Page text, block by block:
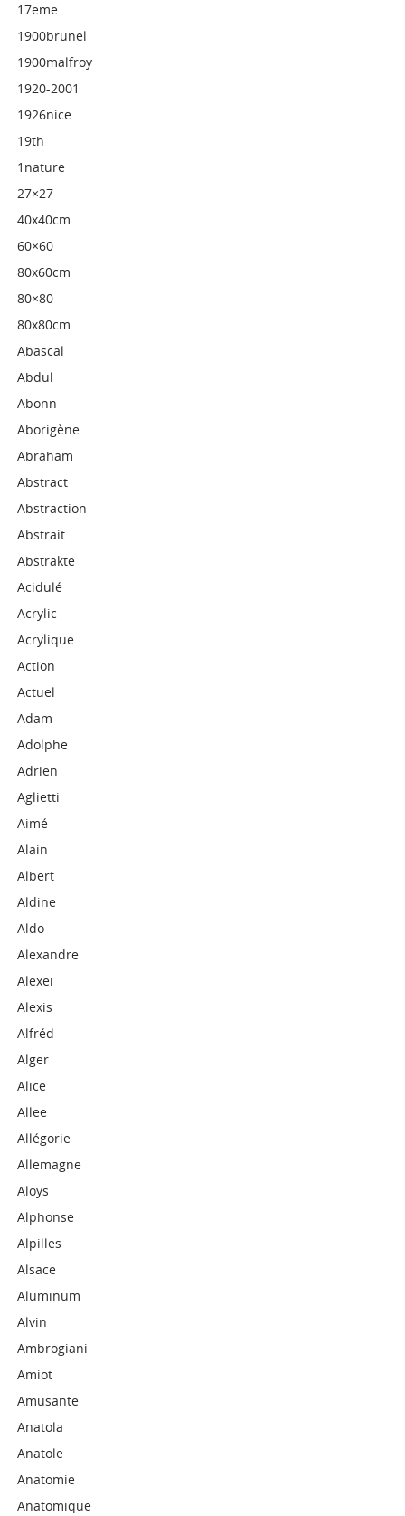
17eme
1900brunel
1900malfroy
1920-2001
1926nice
19th
1nature
27×27
40x40cm
60×60
80x60cm
80×80
80x80cm
Abascal
Abdul
Abonn
Aborigène
Abraham
Abstract
Abstraction
Abstrait
Abstrakte
Acidulé
Acrylic
Acrylique
Action
Actuel
Adam
Adolphe
Adrien
Aglietti
Aimé
Alain
Albert
Aldine
Aldo
Alexandre
Alexei
Alexis
Alfréd
Alger
Alice
Allee
Allégorie
Allemagne
Aloys
Alphonse
Alpilles
Alsace
Aluminum
Alvin
Ambrogiani
Amiot
Amusante
Anatola
Anatole
Anatomie
Anatomique